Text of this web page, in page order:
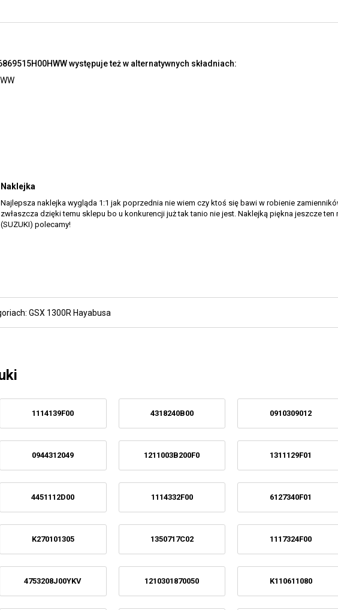
występuje też w alternatywnych składniach:
Naklejka
Najlepsza naklejka wygląda 1:1 jak poprzednia nie wiem czy ktoś się bawi w robienie
zwłaszcza dzięki temu sklepu bo u konkurencji już tak tanio nie jest. Naklejką piękna jeszcze
(SUZUKI) polecamy!
GSX 1300R Hayabusa
1114139F00 4318240B00 0910309012
0944312049 1211003B200F0 1311129F01
4451112D00 1114332F00 6127340F01
K270101305 1350717C02 1117324F00
4753208J00YKV 1210301870050 K110611080